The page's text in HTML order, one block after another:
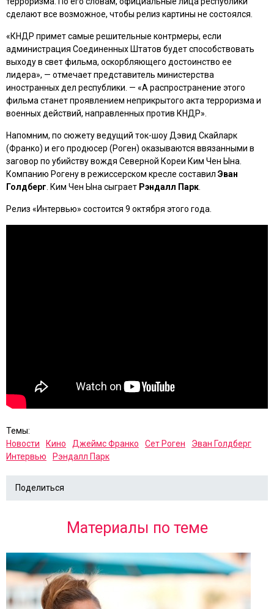
сделают все возможное, чтобы релиз картины не состоялся.
«КНДР примет самые решительные контрмеры, если
администрация Соединенных Штатов будет способствовать
выходу в свет фильма, оскорбляющего достоинство ее
лидера», — отмечает представитель министерства
иностранных дел республики. — «А распространение этого
фильма станет проявлением неприкрытого акта терроризма и
военных действий, направленных против КНДР».
Напомним, по сюжету ведущий ток-шоу Дэвид Скайларк
(Франко) и его продюсер (Роген) оказываются ввязанными в
заговор по убийству вождя Северной Кореи Ким Чен Ына.
Компанию Рогену в режиссерском кресле составил Эван
Голдберг . Ким Чен Ына сыграет Рэндалл Парк
Релиз «Интервью» состоится 9 октября этого года.
Темы:
Новости
Кино Джеймс Франко Сет Роген
Эван Голдберг
Интервью
Рэндалл Парк
Поделиться
Материалы по теме